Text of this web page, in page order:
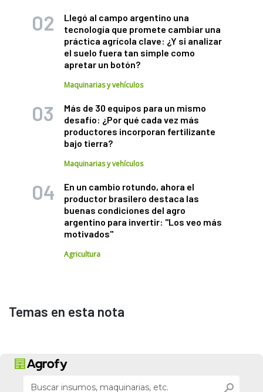
Llegó al campo argentino una
tecnología que promete cambiar una
práctica agrícola clave: ¿Y si analizar
el suelo fuera tan simple como
apretar un botón?
Maquinarias y vehículos
Más de 30 equipos para un mismo
desafío: ¿Por qué cada vez más
productores incorporan fertilizante
bajo tierra?
Maquinarias y vehículos
En un cambio rotundo, ahora el
productor brasilero destaca las
buenas condiciones del agro
argentino para invertir: "Los veo más
motivados"
Agricultura
Temas en esta nota